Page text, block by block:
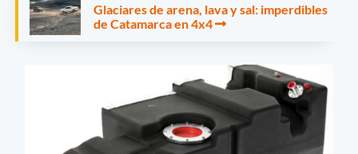
Glaciares de arena, lava y sal: imperdibles
de Catamarca en 4x4